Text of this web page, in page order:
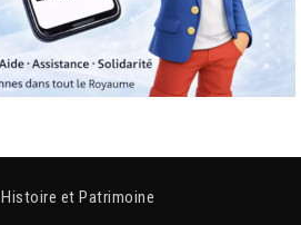
Histoire et Patrimoine